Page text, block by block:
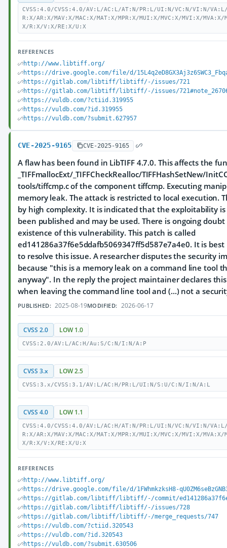
CVSS:4.0/CVSS:4.0/AV:L/AC:L/AT:N/PR:L/UI:N/VC:N/VI:N/
R:X/AR:X/MAV:X/MAC:X/MAT:X/MPR:X/MUI:X/MVC:X/MVI:X/
X/R:X/V:X/RE:X/U:X
REFERENCES
http://www.libtiff.org/
https://drive.google.com/file/d/
https://gitlab.com/libtiff/libtiff/-/issues/721
https://gitlab.com/libtiff/libtiff/-/issues/
https://vuldb.com/?ctiid.319955
https://vuldb.com/?id.319955
https://vuldb.com/?submit.627957
CVE-2025-9165 CVE-2025-9165
A flaw has been found in LibTIFF 4.7.0. This affects the
_TIFFmallocExt/_TIFFCheckRealloc/TIFFHashSetNew/
tools/tiffcmp.c of the component tiffcmp. Executing
memory leak. The attack is restricted to local execution.
by high complexity. It is indicated that the exploitability
been published and may be used. There is ongoing
existence of this vulnerability. This patch is called
ed141286a37f6e5ddafb5069347ff5d587e7a4e0. It is
to resolve this issue. A researcher disputes the security
because "this is a memory leak on a command line tool
anyway". In the reply the project maintainer declares
when leaving the command line tool and (...) not a
PUBLISHED: 2025-08-19MODIFIED: 2026-06-17
CVSS 2.0 LOW 1.0
CVSS:2.0/AV:L/AC:H/Au:S/C:N/I:N/A:P
CVSS 3.x LOW 2.5
CVSS:3.x/CVSS:3.1/AV:L/AC:H/PR:L/UI:N/S:U/C:N/I:N/A:L
CVSS 4.0 LOW 1.1
CVSS:4.0/CVSS:4.0/AV:L/AC:H/AT:N/PR:L/UI:N/VC:N/VI:N/
R:X/AR:X/MAV:X/MAC:X/MAT:X/MPR:X/MUI:X/MVC:X/MVI:X/
X/R:X/V:X/RE:X/U:X
REFERENCES
http://www.libtiff.org/
https://drive.google.com/file/d/1FWhmkzksH8-
https://gitlab.com/libtiff/libtiff/-/commit/
https://gitlab.com/libtiff/libtiff/-/issues/728
https://gitlab.com/libtiff/libtiff/-/merge_requests/747
https://vuldb.com/?ctiid.320543
https://vuldb.com/?id.320543
https://vuldb.com/?submit.630506